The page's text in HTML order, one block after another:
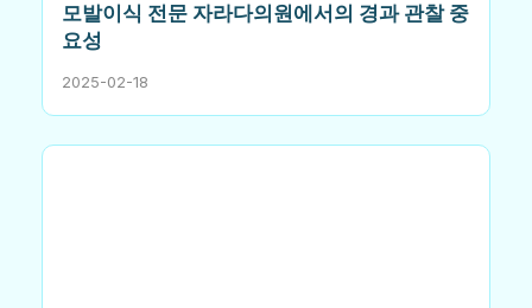
모발이식 전문 자라다의원에서의 경과 관찰 중
요성
2025-02-18